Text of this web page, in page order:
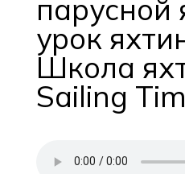
урок
Школа
Sailing